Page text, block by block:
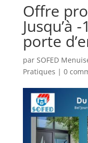
Offre
Jusqu’à
porte
par SOFED
Pratiques | 0